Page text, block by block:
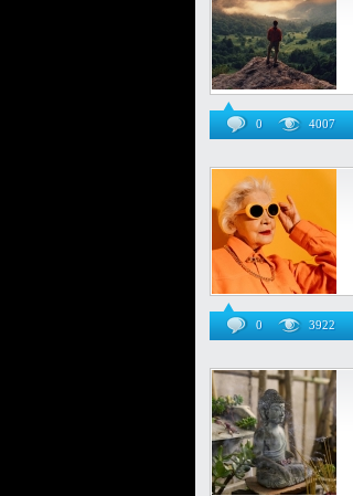
0 4007
0 3922